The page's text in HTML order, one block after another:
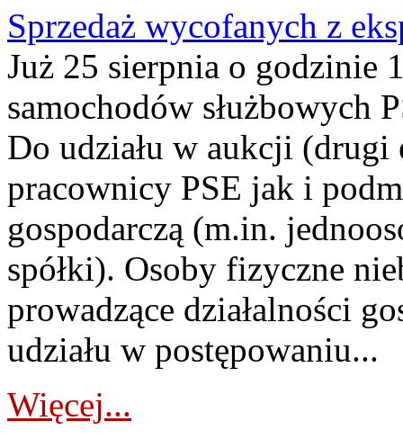
Sprzedaż wycofanych z
Już 25 sierpnia o godzinie
samochodów służbowych
Do udziału w aukcji (drugi
pracownicy PSE jak i
gospodarczą (m.in.
spółki). Osoby fizyczne
prowadzące działalności
udziału w postępowaniu...
Więcej...